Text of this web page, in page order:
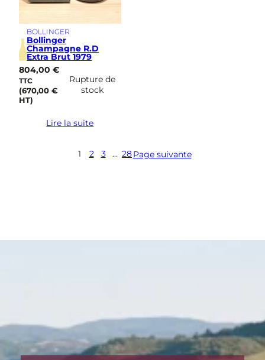
BOLLINGER
Bollinger
Champagne R.D
Extra Brut 1979
804,00€
TTC
(670,00€
HT)
Rupture de
stock
Lire la suite
1 2 3 … 28Page suivante